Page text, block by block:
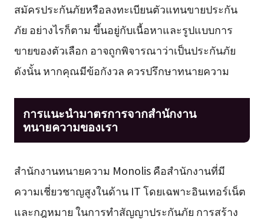
สมัครประกันภัยหรือลงทะเบียนตัวแทนขายประกัน
ภัย อย่างไรก็ตาม ขึ้นอยู่กับเนื้อหาและรูปแบบการ
ขายของตัวเลือก อาจถูกพิจารณาว่าเป็นประกันภัย
ดังนั้น หากคุณมีข้อกังวล ควรปรึกษาทนายความ
การแนะนำมาตรการจากสำนักงาน
ทนายความของเรา
สำนักงานทนายความ Monolis คือสำนักงานที่มี
ความเชี่ยวชาญสูงในด้าน IT โดยเฉพาะอินเทอร์เน็ต
และกฎหมาย ในการทำสัญญาประกันภัย การสร้าง